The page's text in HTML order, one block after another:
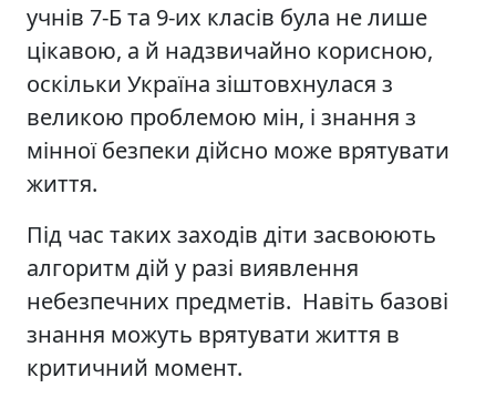
учнів 7-Б та 9-их класів була не лише
цікавою, а й надзвичайно корисною,
оскільки Україна зіштовхнулася з
великою проблемою мін, і знання з
мінної безпеки дійсно може врятувати
життя.
Під час таких заходів діти засвоюють
алгоритм дій у разі виявлення
небезпечних предметів. Навіть базові
знання можуть врятувати життя в
критичний момент.